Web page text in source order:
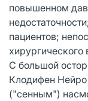
повышенном
пациентов;
С большой
Клодифен Нейро
("сенным")